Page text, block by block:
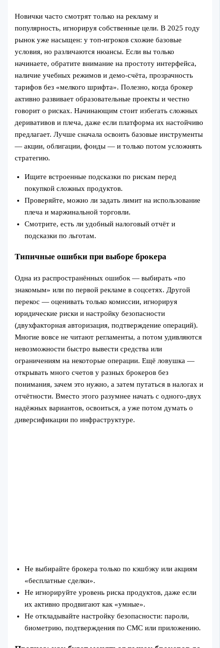
Новички часто смотрят только на рекламу и
популярность, игнорируя собственные цели. В 2025 году
рынок уже насыщен: у топ-игроков схожие базовые
условия, но различаются нюансы. Если вы только
начинаете, обратите внимание на простоту интерфейса,
наличие учебных режимов и демо-счёта, прозрачность
тарифов без «мелкого шрифта». Полезно, когда брокер
активно развивает образовательные проекты и честно
говорит о рисках. Начинающим стоит избегать сложных
деривативов и плеча, даже если платформа их настойчиво
предлагает. Лучше сначала освоить базовые инструменты
— акции, облигации, фонды — и только потом усложнять
стратегию.
Ищите встроенные подсказки по рискам перед
покупкой сложных продуктов.
Проверяйте, можно ли задать лимит на использование
плеча и маржинальной торговли.
Смотрите, есть ли удобный налоговый отчёт и
подсказки по льготам.
Типичные ошибки при выборе брокера
Одна из распространённых ошибок — выбирать «по
знакомым» или по первой рекламе в соцсетях. Другой
перекос — оценивать только комиссии, игнорируя
юридические риски и настройку безопасности
(двухфакторная авторизация, подтверждение операций).
Многие вовсе не читают регламенты, а потом удивляются
невозможности быстро вывести средства или
ограничениям на некоторые операции. Ещё ловушка —
открывать много счетов у разных брокеров без
понимания, зачем это нужно, а затем путаться в налогах и
отчётности. Вместо этого разумнее начать с одного-двух
надёжных вариантов, освоиться, а уже потом думать о
диверсификации по инфраструктуре.
Не выбирайте брокера только по кэшбэку или акциям
«бесплатные сделки».
Не игнорируйте уровень риска продуктов, даже если
их активно продвигают как «умные».
Не откладывайте настройку безопасности: пароли,
биометрию, подтверждения по СМС или приложению.